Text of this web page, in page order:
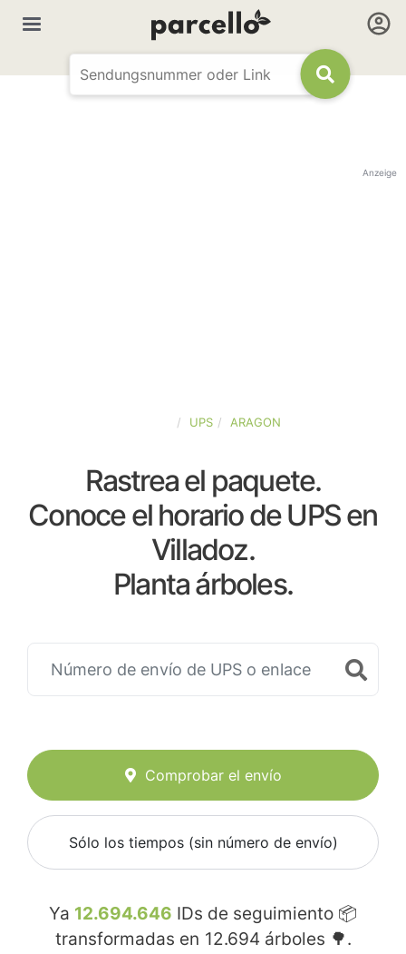
Anzeige
UPS ARAGON
Rastrea el paquete.
Conoce el horario de UPS en
Villadoz.
Planta árboles.
Comprobar el envío
Sólo los tiempos (sin número de envío)
Ya 12.694.646 IDs de seguimiento 📦
transformadas en 12.694 árboles 🌳.